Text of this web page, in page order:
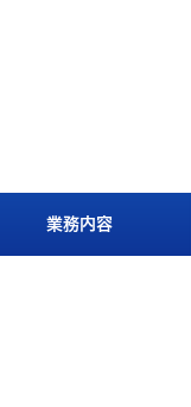
業務内容